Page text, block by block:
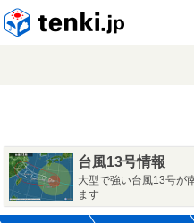
台風13号情報
大型で強い台風13号が
ます